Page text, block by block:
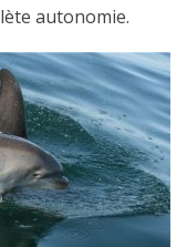
autonomie.